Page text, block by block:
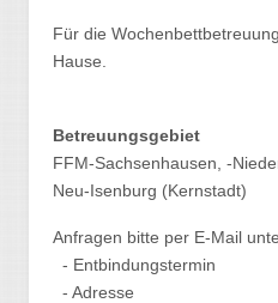
Für die
Hause.
Betreuungsgebiet
FFM-Sachsenhausen, -
Neu-Isenburg (Kernstadt)
Anfragen bitte per E-Mail
- Entbindungstermin
- Adresse